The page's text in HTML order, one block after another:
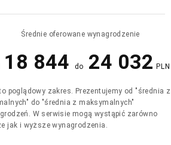
Średnie oferowane wynagrodzenie
18 844 do 24 032 PLN
poglądowy zakres. Prezentujemy od "średnia z
do "średnia z maksymalnych"
W serwisie mogą wystąpić zarówno
jak i wyższe wynagrodzenia.